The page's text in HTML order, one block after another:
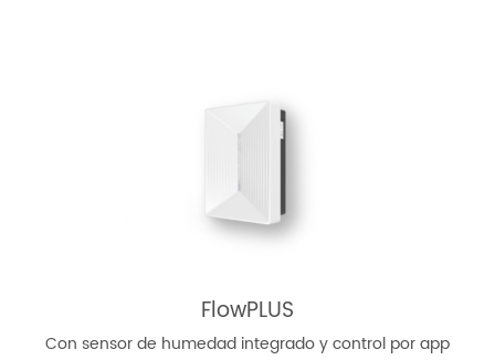
FlowPLUS
Con sensor de humedad integrado y control por app